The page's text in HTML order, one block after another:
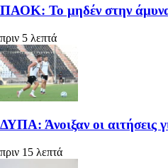
ΠΑΟΚ: Το μηδέν στην άμυνα
πριν 5 λεπτά
ΔΥΠΑ: Άνοιξαν οι αιτήσεις
πριν 15 λεπτά